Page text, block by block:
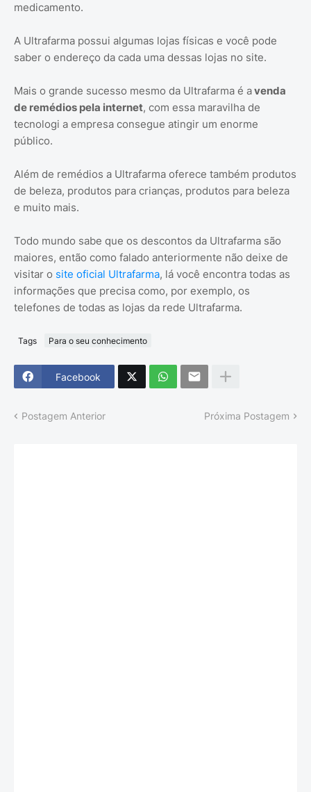
medicamento.
A Ultrafarma possui algumas lojas físicas e você pode
saber o endereço da cada uma dessas lojas no site.
Mais o grande sucesso mesmo da Ultrafarma é avenda
de remédios pela internet, com essa maravilha de
tecnologi a empresa consegue atingir um enorme
público.
Além de remédios a Ultrafarma oferece também produtos
de beleza, produtos para crianças, produtos para beleza
e muito mais.
Todo mundo sabe que os descontos da Ultrafarma são
maiores, então como falado anteriormente não deixe de
visitar o site oficial Ultrafarma, lá você encontra todas as
informações que precisa como, por exemplo, os
telefones de todas as lojas da rede Ultrafarma.
Tags Para o seu conhecimento
Facebook
Postagem Anterior Próxima Postagem